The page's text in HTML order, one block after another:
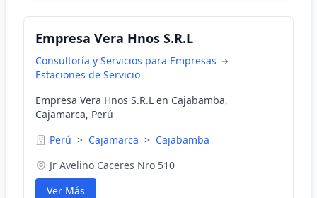
Empresa Vera Hnos S.R.L
Consultoría y Servicios para Empresas
Estaciones de Servicio
Empresa Vera Hnos S.R.L en Cajabamba,
Cajamarca, Perú
Perú > Cajamarca > Cajabamba
Jr Avelino Caceres Nro 510
Ver Más